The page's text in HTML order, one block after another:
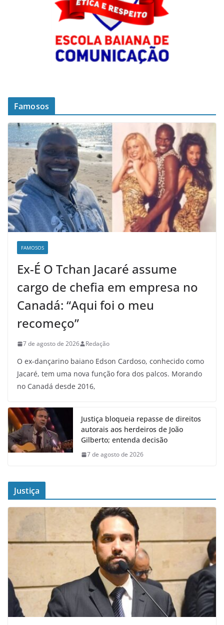
Famosos
FAMOSOS
Ex-É O Tchan Jacaré assume
cargo de chefia em empresa no
Canadá: “Aqui foi o meu
recomeço”
7 de agosto de 2026 Redação
O ex-dançarino baiano Edson Cardoso, conhecido como
Jacaré, tem uma nova função fora dos palcos. Morando
no Canadá desde 2016,
Justiça bloqueia repasse de direitos
autorais aos herdeiros de João
Gilberto; entenda decisão
7 de agosto de 2026
Justiça